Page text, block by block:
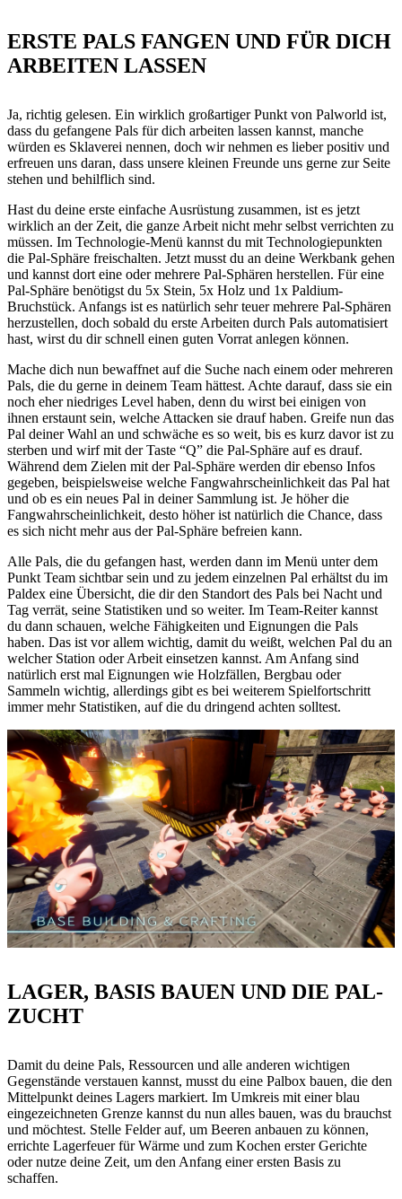
ERSTE PALS FANGEN UND FÜR DICH
ARBEITEN LASSEN
Ja, richtig gelesen. Ein wirklich großartiger Punkt von Palworld ist,
dass du gefangene Pals für dich arbeiten lassen kannst, manche
würden es Sklaverei nennen, doch wir nehmen es lieber positiv und
erfreuen uns daran, dass unsere kleinen Freunde uns gerne zur Seite
stehen und behilflich sind.
Hast du deine erste einfache Ausrüstung zusammen, ist es jetzt
wirklich an der Zeit, die ganze Arbeit nicht mehr selbst verrichten zu
müssen. Im Technologie-Menü kannst du mit Technologiepunkten
die Pal-Sphäre freischalten. Jetzt musst du an deine Werkbank gehen
und kannst dort eine oder mehrere Pal-Sphären herstellen. Für eine
Pal-Sphäre benötigst du 5x Stein, 5x Holz und 1x Paldium-
Bruchstück. Anfangs ist es natürlich sehr teuer mehrere Pal-Sphären
herzustellen, doch sobald du erste Arbeiten durch Pals automatisiert
hast, wirst du dir schnell einen guten Vorrat anlegen können.
Mache dich nun bewaffnet auf die Suche nach einem oder mehreren
Pals, die du gerne in deinem Team hättest. Achte darauf, dass sie ein
noch eher niedriges Level haben, denn du wirst bei einigen von
ihnen erstaunt sein, welche Attacken sie drauf haben. Greife nun das
Pal deiner Wahl an und schwäche es so weit, bis es kurz davor ist zu
sterben und wirf mit der Taste “Q” die Pal-Sphäre auf es drauf.
Während dem Zielen mit der Pal-Sphäre werden dir ebenso Infos
gegeben, beispielsweise welche Fangwahrscheinlichkeit das Pal hat
und ob es ein neues Pal in deiner Sammlung ist. Je höher die
Fangwahrscheinlichkeit, desto höher ist natürlich die Chance, dass
es sich nicht mehr aus der Pal-Sphäre befreien kann.
Alle Pals, die du gefangen hast, werden dann im Menü unter dem
Punkt Team sichtbar sein und zu jedem einzelnen Pal erhältst du im
Paldex eine Übersicht, die dir den Standort des Pals bei Nacht und
Tag verrät, seine Statistiken und so weiter. Im Team-Reiter kannst
du dann schauen, welche Fähigkeiten und Eignungen die Pals
haben. Das ist vor allem wichtig, damit du weißt, welchen Pal du an
welcher Station oder Arbeit einsetzen kannst. Am Anfang sind
natürlich erst mal Eignungen wie Holzfällen, Bergbau oder
Sammeln wichtig, allerdings gibt es bei weiterem Spielfortschritt
immer mehr Statistiken, auf die du dringend achten solltest.
LAGER, BASIS BAUEN UND DIE PAL-
ZUCHT
Damit du deine Pals, Ressourcen und alle anderen wichtigen
Gegenstände verstauen kannst, musst du eine Palbox bauen, die den
Mittelpunkt deines Lagers markiert. Im Umkreis mit einer blau
eingezeichneten Grenze kannst du nun alles bauen, was du brauchst
und möchtest. Stelle Felder auf, um Beeren anbauen zu können,
errichte Lagerfeuer für Wärme und zum Kochen erster Gerichte
oder nutze deine Zeit, um den Anfang einer ersten Basis zu
schaffen.